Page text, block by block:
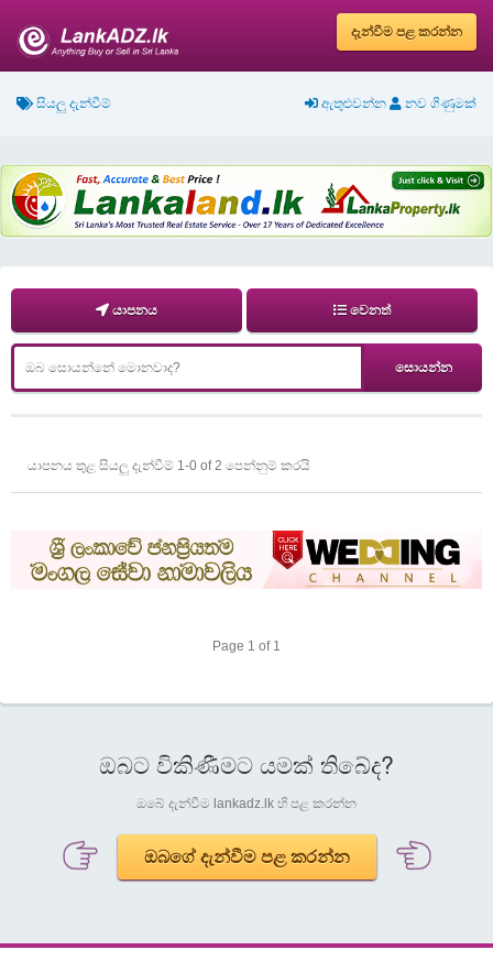
දැන්වීම පළ කරන්න
සියලු දැන්වීම් ඇතුළුවන්න නව ගිණුමක්
යාපනය වෙනත්
යාපනය තුළ සියලු දැන්වීම් 1-0 of 2 පෙන්නුම් කරයි
Page 1 of 1
ඔබට විකිණීමට යමක් තිබේද?
ඔබේ දැන්වීම lankadz.lk හි පළ කරන්න
ඔබගේ දැන්වීම පළ කරන්න